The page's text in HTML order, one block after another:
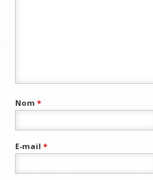
Nom*
E-mail*